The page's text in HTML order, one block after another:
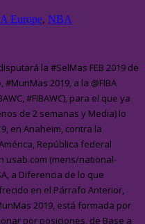
Europe, NBA
la #SelMas FEB 2019 de
2019, a la @FIBA
#FIBAWC), para el que ya
de 2 semanas y Media) lo
en Anaheim, contra la
República federal
usab.com (mens/national-
a Diferencia de lo que
en el Párrafo Anterior,
2019, está formada por
por posiciones, de Base a